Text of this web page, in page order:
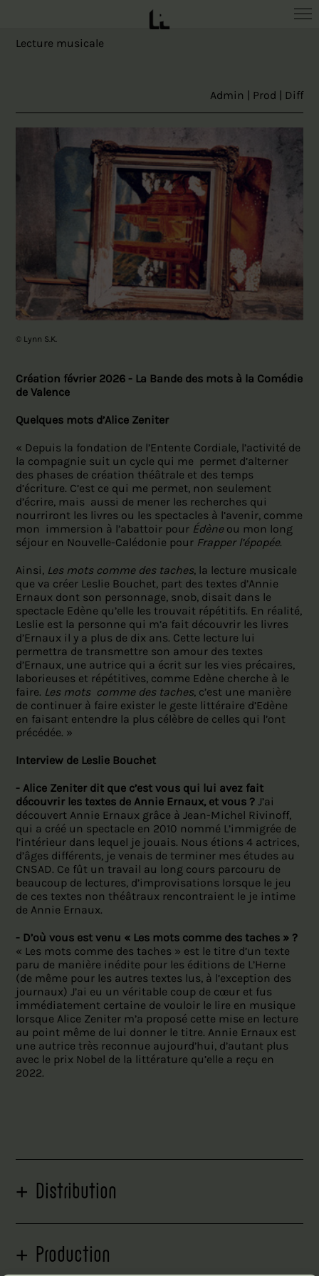
Lecture musicale
Admin | Prod | Diff
© Lynn S.K.
Création février 2026 - La Bande des mots à la Comédie
de Valence
Quelques mots d’Alice Zeniter
« Depuis la fondation de l’Entente Cordiale, l’activité de
la compagnie suit un cycle qui me permet d’alterner
des phases de création théâtrale et des temps
d’écriture. C’est ce qui me permet, non seulement
d’écrire, mais aussi de mener les recherches qui
nourriront les livres ou les spectacles à l’avenir, comme
mon immersion à l’abattoir pour Édèneou mon long
séjour en Nouvelle-Calédonie pour Frapper l’épopée.
Ainsi, Les mots comme des taches, la lecture musicale
que va créer Leslie Bouchet, part des textes d’Annie
Ernaux dont son personnage, snob, disait dans le
spectacle Edène qu’elle les trouvait répétitifs. En réalité,
Leslie est la personne qui m’a fait découvrir les livres
d’Ernaux il y a plus de dix ans. Cette lecture lui
permettra de transmettre son amour des textes
d’Ernaux, une autrice qui a écrit sur les vies précaires,
laborieuses et répétitives, comme Edène cherche à le
faire. Les mots comme des taches, c’est une manière
de continuer à faire exister le geste littéraire d’Edène
en faisant entendre la plus célèbre de celles qui l’ont
précédée. »
Interview de Leslie Bouchet
- Alice Zeniter dit que c’est vous qui lui avez fait
découvrir les textes de Annie Ernaux, et vous ?J’ai
découvert Annie Ernaux grâce à Jean-Michel Rivinoff,
qui a créé un spectacle en 2010 nommé L’immigrée de
l’intérieur dans lequel je jouais. Nous étions 4 actrices,
d’âges différents, je venais de terminer mes études au
CNSAD. Ce fût un travail au long cours parcouru de
beaucoup de lectures, d’improvisations lorsque le jeu
de ces textes non théâtraux rencontraient le je intime
de Annie Ernaux.
- D’où vous est venu « Les mots comme des taches » ?
« Les mots comme des taches » est le titre d’un texte
paru de manière inédite pour les éditions de L’Herne
(de même pour les autres textes lus, à l’exception des
journaux) J’ai eu un véritable coup de cœur et fus
immédiatement certaine de vouloir le lire en musique
lorsque Alice Zeniter m’a proposé cette mise en lecture
au point même de lui donner le titre. Annie Ernaux est
une autrice très reconnue aujourd’hui, d’autant plus
avec le prix Nobel de la littérature qu’elle a reçu en
2022.
+ Distribution
+ Production